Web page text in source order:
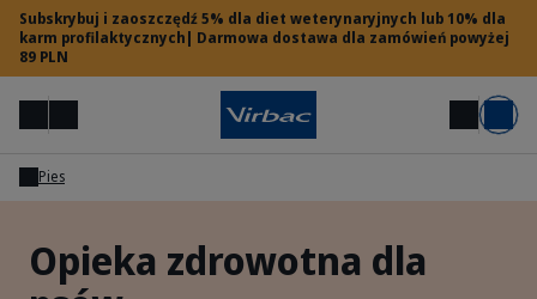
Subskrybuj i zaoszczędź 5% dla diet weterynaryjnych lub 10% dla
karm profilaktycznych| Darmowa dostawa dla zamówień powyżej
89 PLN
MenuSzukaj Moje konto Koszyk
Pies
Opieka zdrowotna dla